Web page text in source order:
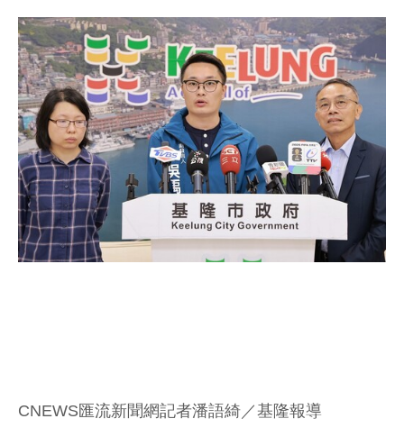
CNEWS匯流新聞網記者潘語綺／基隆報導